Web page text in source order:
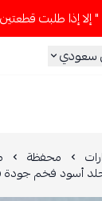
سعودي
محفظة
أسود فخم جودة